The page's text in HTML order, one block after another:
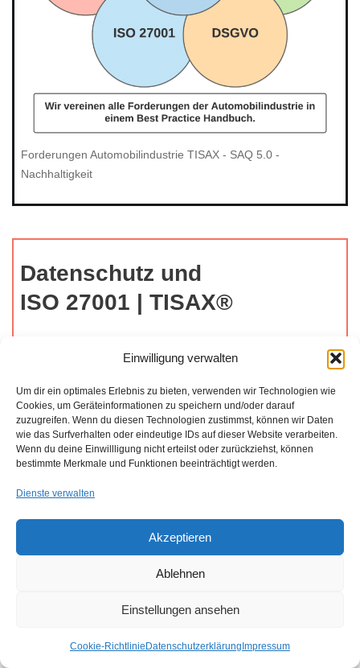
Einwilligung verwalten
Um dir ein optimales Erlebnis zu bieten, verwenden wir Technologien wie
Cookies, um Geräteinformationen zu speichern und/oder darauf
zuzugreifen. Wenn du diesen Technologien zustimmst, können wir Daten
wie das Surfverhalten oder eindeutige IDs auf dieser Website verarbeiten.
Wenn du deine Einwillligung nicht erteilst oder zurückziehst, können
bestimmte Merkmale und Funktionen beeinträchtigt werden.
Dienste verwalten
Akzeptieren
Ablehnen
Einstellungen ansehen
Cookie-Richtlinie Datenschutzerklärung Impressum
Forderungen Automobilindustrie TISAX - SAQ 5.0 -
Nachhaltigkeit
Datenschutz und
ISO 27001 | TISAX®
Wir bieten umfassende Beratungsdienste für
ISO 27001
undTISAX®an. Beide Aspekte sind eng miteinander
verknüpft und bilden den Schlüssel zu einem sicheren und
vertrauenswürdigen Geschäftsumfeld.